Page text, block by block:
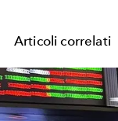
Articoli correlati